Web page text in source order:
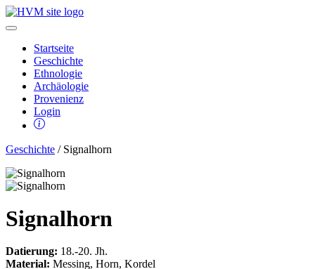
Startseite
Geschichte
Ethnologie
Archäologie
Provenienz
Login
Geschichte / Signalhorn
Signalhorn
Datierung: 18.-20. Jh.
Material: Messing, Horn, Kordel